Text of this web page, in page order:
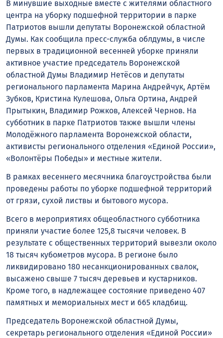
В минувшие выходные вместе с жителями областного
центра на уборку подшефной территории в парке
Патриотов вышли депутаты Воронежской областной
Думы. Как сообщила пресс-служба облдумы, в числе
первых в традиционной весенней уборке приняли
активное участие председатель Воронежской
областной Думы Владимир Нетёсов и депутаты
регионального парламента Марина Андрейчук, Артём
Зубков, Кристина Кулешова, Ольга Ортина, Андрей
Прытыкин, Владимир Рожков, Алексей Чернов. На
субботник в парке Патриотов также вышли члены
Молодёжного парламента Воронежской области,
активисты регионального отделения «Единой России»,
«Волонтёры Победы» и местные жители.
В рамках весеннего месячника благоустройства были
проведены работы по уборке подшефной территорий
от грязи, сухой листвы и бытового мусора.
Всего в мероприятиях общеобластного субботника
приняли участие более 125,8 тысячи человек. В
результате с общественных территорий вывезли около
18 тысяч кубометров мусора. В регионе было
ликвидировано 180 несанкционированных свалок,
высажено свыше 7 тысяч деревьев и кустарников.
Кроме того, в надлежащее состояние приведено 407
памятных и мемориальных мест и 665 кладбищ.
Председатель Воронежской областной Думы,
секретарь регионального отделения «Единой России»